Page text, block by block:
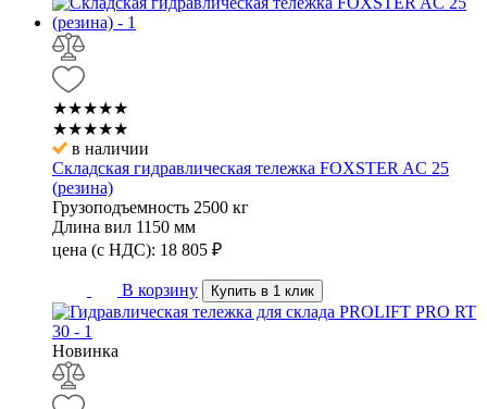
★★★★★
★★★★★
в наличии
Складская гидравлическая тележка FOXSTER AC 25
(резина)
Грузоподъемность 2500 кг
Длина вил 1150 мм
цена (с НДС): 18 805 ₽
В корзину Купить в 1 клик
Новинка